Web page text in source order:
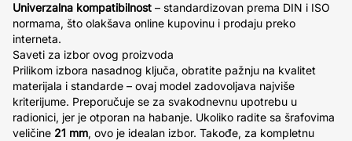
Univerzalna kompatibilnost – standardizovan prema DIN i ISO
normama, što olakšava online kupovinu i prodaju preko
interneta.
Saveti za izbor ovog proizvoda
Prilikom izbora nasadnog ključa, obratite pažnju na kvalitet
materijala i standarde – ovaj model zadovoljava najviše
kriterijume. Preporučuje se za svakodnevnu upotrebu u
radionici, jer je otporan na habanje. Ukoliko radite sa šrafovima
veličine 21 mm, ovo je idealan izbor. Takođe, za kompletnu